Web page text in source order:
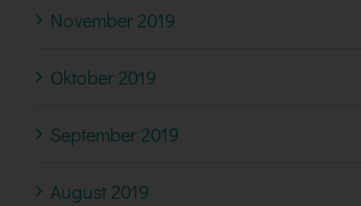
November 2019
Oktober 2019
September 2019
August 2019